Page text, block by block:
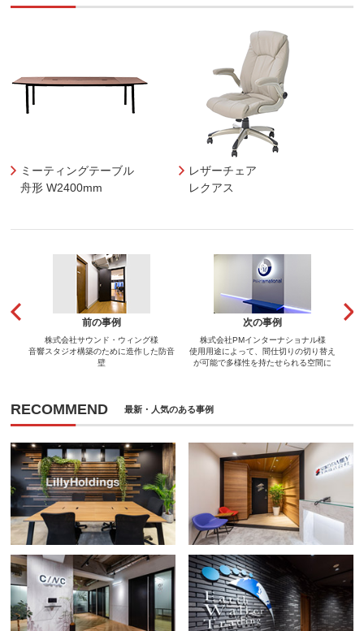
ミーティングテーブル
舟形 W2400mm
レザーチェア
レクアス
前の事例
株式会社サウンド・ウィング様
音響スタジオ構築のために造作した防音
壁
次の事例
株式会社PMインターナショナル様
使用用途によって、間仕切りの切り替え
が可能で多様性を持たせられる空間に
RECOMMEND 最新・人気のある事例